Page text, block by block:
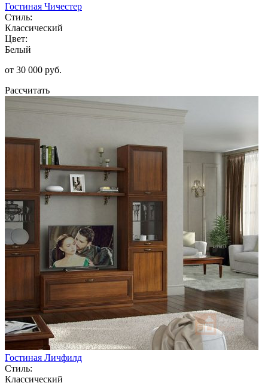
Гостиная Чичестер
Стиль:
Классический
Цвет:
Белый
от 30 000 руб.
Рассчитать
Гостиная Личфилд
Стиль:
Классический